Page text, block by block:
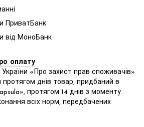
ПриватБанк
від МоноБанк
оплату
України «Про захист прав споживачів»
днів товар, придбаний в
протягом 14 днів з моменту
всіх норм, передбачених